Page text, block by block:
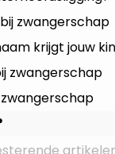
zwangerschap
krijgt jouw
zwangerschap